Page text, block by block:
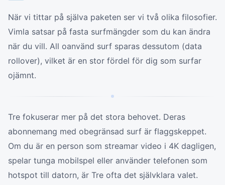
När vi tittar på själva paketen ser vi två olika filosofier.
Vimla satsar på fasta surfmängder som du kan ändra
när du vill. All oanvänd surf sparas dessutom (data
rollover), vilket är en stor fördel för dig som surfar
ojämnt.
Tre fokuserar mer på det stora behovet. Deras
abonnemang med obegränsad surf är flaggskeppet.
Om du är en person som streamar video i 4K dagligen,
spelar tunga mobilspel eller använder telefonen som
hotspot till datorn, är Tre ofta det självklara valet.